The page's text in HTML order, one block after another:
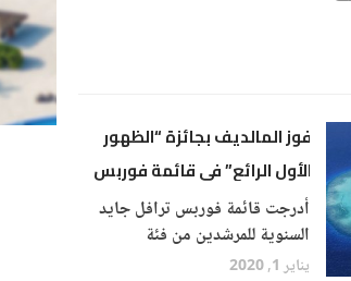
فوز المالديف بجائزة “الظهور
الأول الرائع” في قائمة فوربس
ترافل ستار اوورد ٢٠٢٠
أدرجت قائمة فوربس ترافل جايد
السنوية للمرشدين من فئة
الخمس نجوم المالديف لأول مرة
يناير 1, 2020